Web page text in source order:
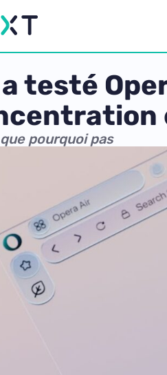
a testé
pourquoi pas